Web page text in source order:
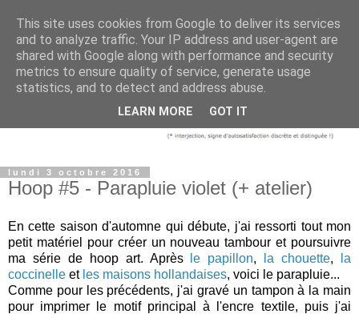
lundi 3 octobre 2016
Hoop #5 - Parapluie violet (+ atelier)
En cette saison d'automne qui débute, j'ai ressorti tout mon
petit matériel pour créer un nouveau tambour et poursuivre
ma série de hoop art. Après
le papillon, la chouette,
la
coccinelle et les maisons hollandaises, voici le parapluie...
Comme pour les précédents, j'ai gravé un tampon à la main
pour imprimer le motif principal à l'encre textile, puis j'ai
This site uses cookies from Google to deliver its services
and to analyze traffic. Your IP address and user-agent are
shared with Google along with performance and security
metrics to ensure quality of service, generate usage
statistics, and to detect and address abuse.
LEARN MORE GOT IT